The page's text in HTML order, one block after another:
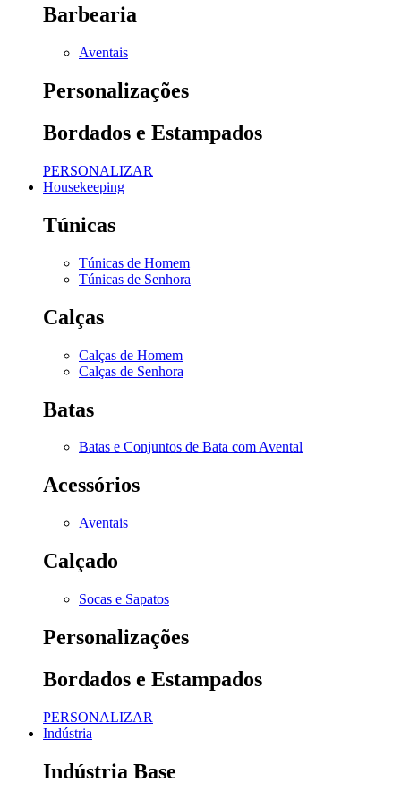
Barbearia
Aventais
Personalizações
Bordados e Estampados
PERSONALIZAR
Housekeeping
Túnicas
Túnicas de Homem
Túnicas de Senhora
Calças
Calças de Homem
Calças de Senhora
Batas
Batas e Conjuntos de Bata com Avental
Acessórios
Aventais
Calçado
Socas e Sapatos
Personalizações
Bordados e Estampados
PERSONALIZAR
Indústria
Indústria Base